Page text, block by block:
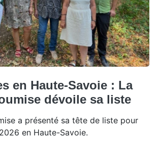
en Haute-Savoie : La
dévoile sa liste
a présenté sa tête de liste pour
en Haute-Savoie.